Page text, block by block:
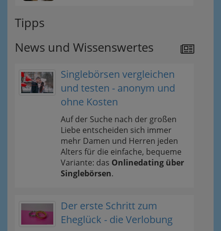
Tipps
News und Wissenswertes
Singlebörsen vergleichen
und testen - anonym und
ohne Kosten
Auf der Suche nach der großen
Liebe entscheiden sich immer
mehr Damen und Herren jeden
Alters für die einfache, bequeme
Variante: das Onlinedating über
Singlebörsen.
Der erste Schritt zum
Eheglück - die Verlobung